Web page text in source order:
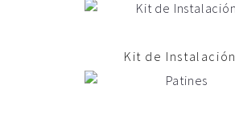
Kit de Instalación